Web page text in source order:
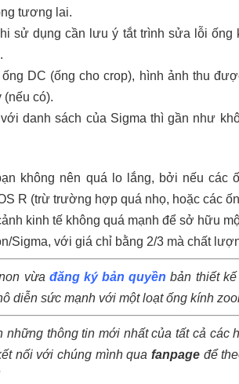
tương lai.
sử dụng cần lưu ý tắt trình sửa lỗi ống
DC (ống cho crop), hình ảnh thu
(nếu có).
danh sách của Sigma thì gần như
không nên quá lo lắng, bởi nếu
R (trừ trường hợp quá nhọ, hoặc các
kinh tế không quá mạnh để sở hữu
Sigma, với giá chỉ bằng 2/3 mà chất
vừa đăng ký bản quyền bản thiết
diễn sức mạnh với một loạt ống kính
những thông tin mới nhất của tất cả các
nối với chúng mình qua fanpageđể